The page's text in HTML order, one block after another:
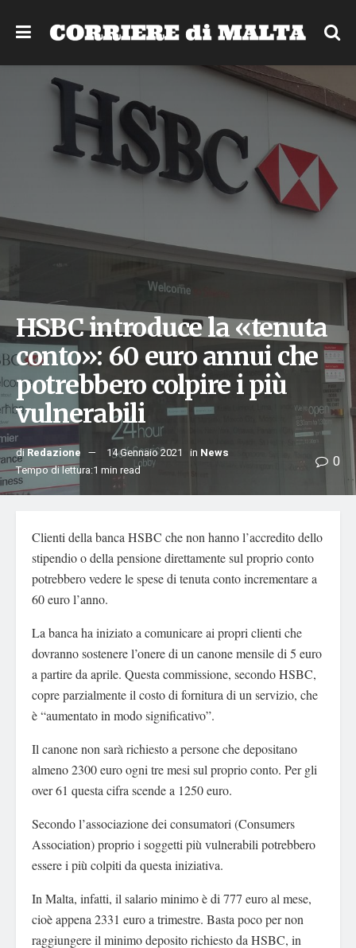
HSBC introduce la «tenuta
conto»: 60 euro annui che
potrebbero colpire i più
vulnerabili
diRedazione 14 Gennaio 2021 in News
Tempo di lettura:1 min read
0
Clienti della banca HSBC che non hanno l’accredito dello
stipendio o della pensione direttamente sul proprio conto
potrebbero vedere le spese di tenuta conto incrementare a
60 euro l’anno.
La banca ha iniziato a comunicare ai propri clienti che
dovranno sostenere l’onere di un canone mensile di 5 euro
a partire da aprile. Questa commissione, secondo HSBC,
copre parzialmente il costo di fornitura di un servizio, che
è “aumentato in modo significativo”.
Il canone non sarà richiesto a persone che depositano
almeno 2300 euro ogni tre mesi sul proprio conto. Per gli
over 61 questa cifra scende a 1250 euro.
Secondo l’associazione dei consumatori (Consumers
Association) proprio i soggetti più vulnerabili potrebbero
essere i più colpiti da questa iniziativa.
In Malta, infatti, il salario minimo è di 777 euro al mese,
cioè appena 2331 euro a trimestre. Basta poco per non
raggiungere il minimo deposito richiesto da HSBC, in